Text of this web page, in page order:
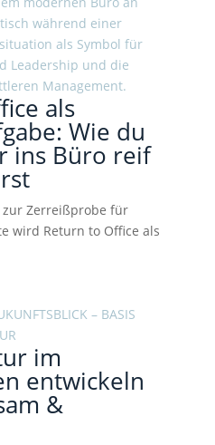
als
Wie du
ins Büro reif
Zerreißprobe für
wird Return to Office als
im
entwickeln
&